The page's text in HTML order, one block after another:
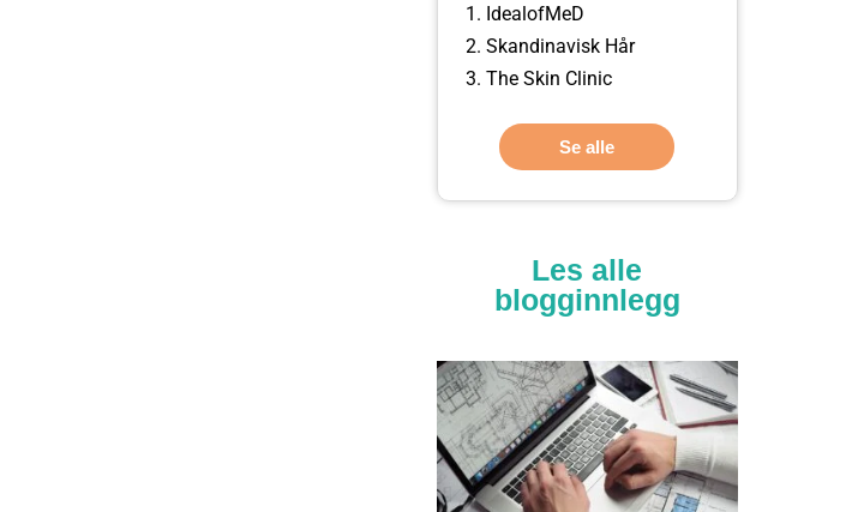
IdealofMeD
Skandinavisk Hår
The Skin Clinic
Se alle
Les alle
blogginnlegg